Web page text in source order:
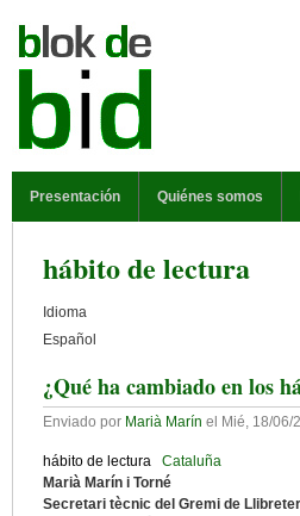
Presentación Quiénes somos
hábito de lectura
Idioma
Español
¿Qué ha cambiado en los
Enviado por Marià Marín el Mié, 18/06/
hábito de lectura
Cataluña
Marià Marín i Torné
Secretari tècnic del Gremi de